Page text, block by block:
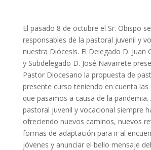
El pasado 8 de octubre el Sr. Obispo
responsables de la pastoral juvenil y
nuestra Diócesis. El Delegado D. Juan
y Subdelegado D. José Navarrete
Pastor Diocesano la propuesta de
presente curso teniendo en cuenta las
que pasamos a causa de la pandemia.
pastoral juvenil y vocacional siempre
ofreciendo nuevos caminos, nuevos
formas de adaptación para ir al
jóvenes y anunciar el bello mensaje